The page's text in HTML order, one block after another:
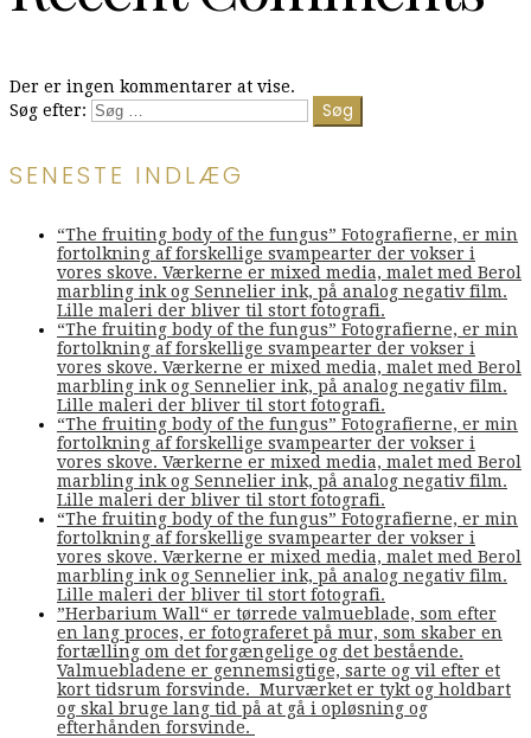
Der er ingen kommentarer at vise.
Søg efter:
SENESTE INDLÆG
“The fruiting body of the fungus” Fotografierne, er min
fortolkning af forskellige svampearter der vokser i
vores skove. Værkerne er mixed media, malet med Berol
marbling ink og Sennelier ink, på analog negativ film.
Lille maleri der bliver til stort fotografi.
“The fruiting body of the fungus” Fotografierne, er min
fortolkning af forskellige svampearter der vokser i
vores skove. Værkerne er mixed media, malet med Berol
marbling ink og Sennelier ink, på analog negativ film.
Lille maleri der bliver til stort fotografi.
“The fruiting body of the fungus” Fotografierne, er min
fortolkning af forskellige svampearter der vokser i
vores skove. Værkerne er mixed media, malet med Berol
marbling ink og Sennelier ink, på analog negativ film.
Lille maleri der bliver til stort fotografi.
“The fruiting body of the fungus” Fotografierne, er min
fortolkning af forskellige svampearter der vokser i
vores skove. Værkerne er mixed media, malet med Berol
marbling ink og Sennelier ink, på analog negativ film.
Lille maleri der bliver til stort fotografi.
”Herbarium Wall“ er tørrede valmueblade, som efter
en lang proces, er fotograferet på mur, som skaber en
fortælling om det forgængelige og det bestående.
Valmuebladene er gennemsigtige, sarte og vil efter et
kort tidsrum forsvinde. Murværket er tykt og holdbart
og skal bruge lang tid på at gå i opløsning og
efterhånden forsvinde.